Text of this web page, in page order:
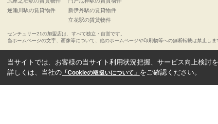
逆瀬川駅の賃貸物件
新伊丹駅の賃貸物件
立花駅の賃貸物件
センチュリー21の加盟店は、すべて独立・自営です。
当ホームページの文字、画像等について、他のホームページや印刷物等への無断転載は禁止しま
当サイトでは、お客様の当サイト利用状況把握、サービス向上検討
詳しくは、当社の 「Cookieの取扱いについて」 をご確認ください。